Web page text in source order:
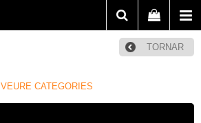
TORNAR
VEURE CATEGORIES